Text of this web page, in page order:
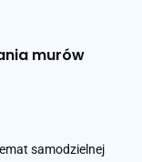
murów
samodzielnej